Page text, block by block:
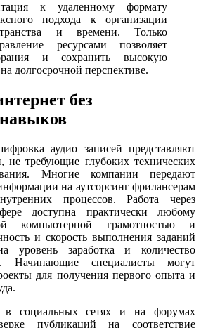
к удаленному формату
подхода к организации
и времени. Только
ресурсами позволяет
и сохранить высокую
долгосрочной перспективе.
без
аудио записей представляют
не требующие глубоких технических
Многие компании передают
на аутсорсинг фрилансерам
процессов. Работа через
доступна практически любому
компьютерной грамотностью и
и скорость выполнения заданий
уровень заработка и количество
Начинающие специалисты могут
для получения первого опыта и
в социальных сетях и на форумах
публикаций на соответствие